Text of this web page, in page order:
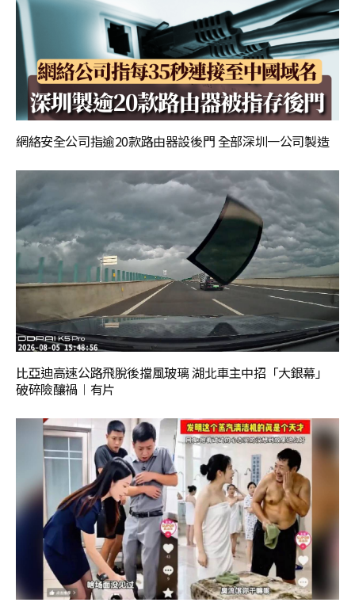
網絡安全公司指逾20款路由器設後門 全部深圳一公司製造
比亞迪高速公路飛脫後擋風玻璃 湖北車主中招「大銀幕」
破碎險釀禍︱有片